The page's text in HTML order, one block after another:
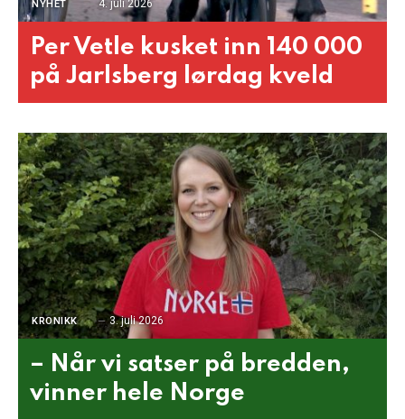
NYHET 4. juli 2026
Per Vetle kusket inn 140 000
på Jarlsberg lørdag kveld
KRONIKK 3. juli 2026
– Når vi satser på bredden,
vinner hele Norge